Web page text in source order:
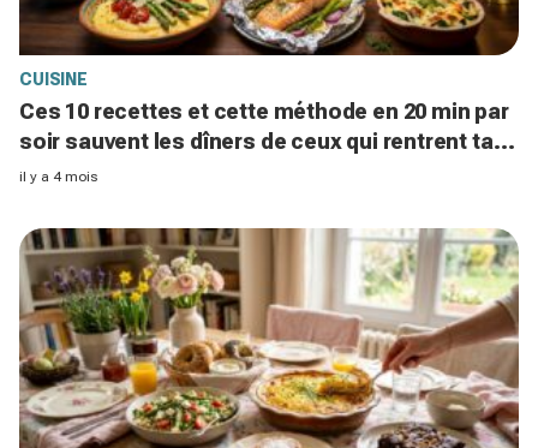
CUISINE
Ces 10 recettes et cette méthode en 20 min par
soir sauvent les dîners de ceux qui rentrent tard
toute la semaine
il y a 4 mois